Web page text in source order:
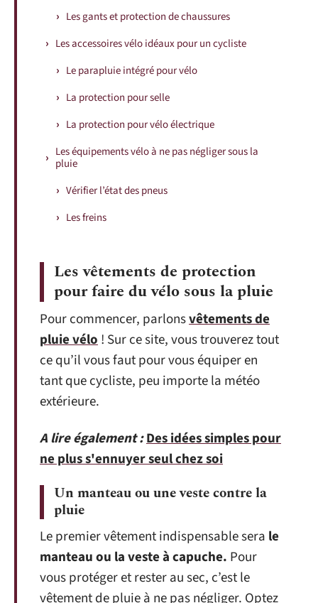
Les gants et protection de chaussures
Les accessoires vélo idéaux pour un cycliste
Le parapluie intégré pour vélo
La protection pour selle
La protection pour vélo électrique
Les équipements vélo à ne pas négliger sous la
pluie
Vérifier l’état des pneus
Les freins
Les vêtements de protection
pour faire du vélo sous la pluie
Pour commencer, parlonsvêtements de
pluie vélo! Sur ce site, vous trouverez tout
ce qu’il vous faut pour vous équiper en
tant que cycliste, peu importe la météo
extérieure.
A lire également :Des idées simples pour
ne plus s'ennuyer seul chez soi
Un manteau ou une veste contre la
pluie
Le premier vêtement indispensable sera le
manteau ou la veste à capuche. Pour
vous protéger et rester au sec, c’est le
vêtement de pluie à ne pas négliger. Optez